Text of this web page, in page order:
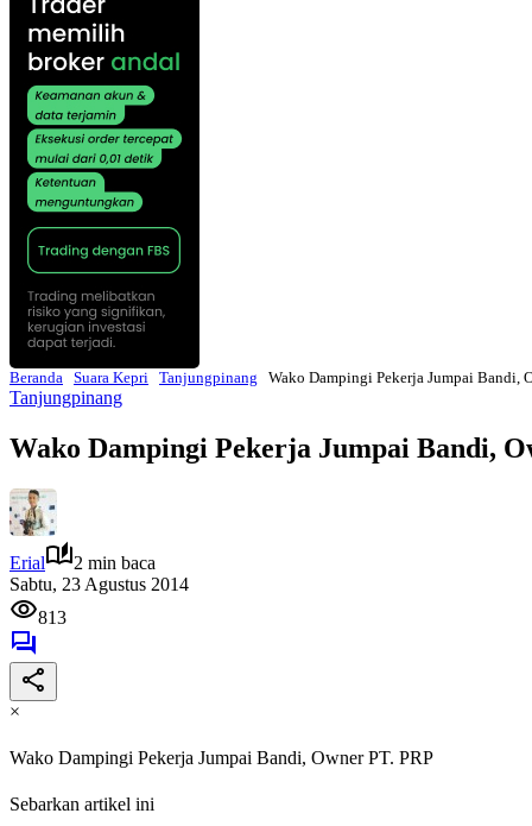
Beranda Suara Kepri Tanjungpinang Wako Dampingi Pekerja Jumpai Bandi,
Tanjungpinang
Wako Dampingi Pekerja Jumpai Bandi,
Erial
2 min baca
Sabtu, 23 Agustus 2014
813
×
Wako Dampingi Pekerja Jumpai Bandi, Owner PT. PRP
Sebarkan artikel ini